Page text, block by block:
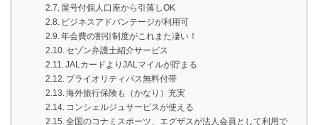
屋号付個人口座から引落しOK
ビジネスアドバンテージが利用可
年会費の割引制度がこれまた凄い！
セゾン弁護士紹介サービス
JALカードよりJALマイルが貯まる
プライオリティパス無料付帯
海外旅行保険も（かなり）充実
コンシェルジュサービスが使える
全国のコナミスポーツ、エグザスが法人会員として利用で